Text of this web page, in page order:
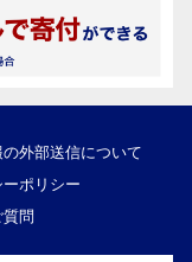
外部送信について
ポリシー
質問